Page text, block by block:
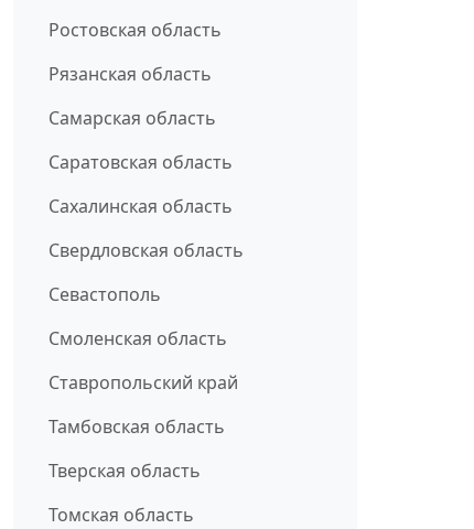
Ростовская область
Рязанская область
Самарская область
Саратовская область
Сахалинская область
Свердловская область
Севастополь
Смоленская область
Ставропольский край
Тамбовская область
Тверская область
Томская область